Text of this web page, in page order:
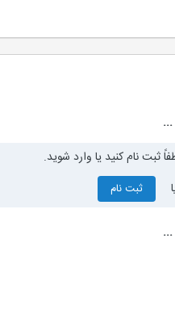
...
ثبت نام کنید یا وارد شوید.
ثبت نام
...